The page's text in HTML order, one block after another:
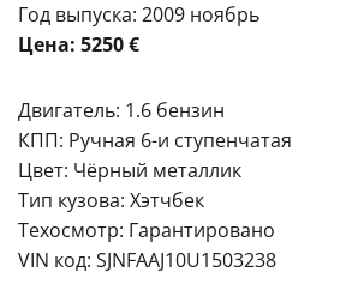
Год выпуска: 2009 ноябрь
Цена: 5250 €
Двигатель: 1.6 бензин
КПП: Ручная 6-и ступенчатая
Цвет: Чёрный металлик
Тип кузова: Хэтчбек
Техосмотр: Гарантировано
VIN код: SJNFAAJ10U1503238